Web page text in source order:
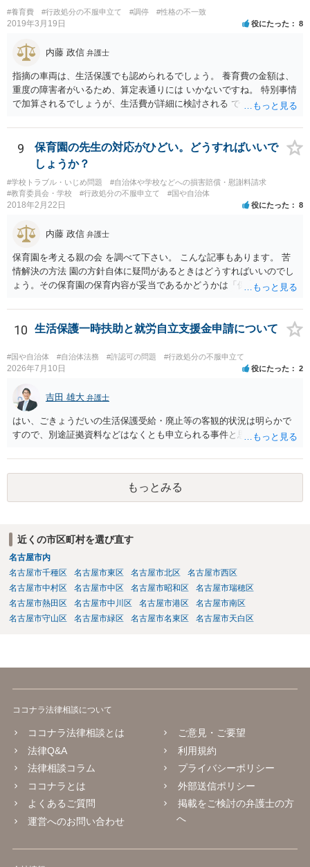
#養育費 #行政処分の不服申立て #調停 #性格の不一致
2019年3月19日 役にたった 8
内藤 政信 弁護士
指摘の車両は、生活保護でも認められるでしょう。 養育費の金額は、
重度の障害者がいるため、算定表通りには いかないですね。 特別事情
で加算されるでしょうが、生活費が詳細に検討される でしょう。 退職
が分与額になるでしょう。 一度家裁に離婚調停の申立てをしないと、
いつまで立っても、 目処がつかないかもしれないですね。
9
保育園の先生の対応がひどい。どうすればいいで
しょうか？
#学校トラブル・いじめ問題
#自治体や学校などへの損害賠償・慰謝料請求
#教育委員会・学校
#行政処分の不服申立て #国や自治体
2018年2月22日 役にたった 8
内藤 政信 弁護士
保育園を考える親の会 を調べて下さい。 こんな記事もあります。 苦
情解決の方法 園の方針自体に疑問があるときはどうすればいいのでし
ょう。その保育園の保育内容が妥当であるかどうかは「保育所保育指
だけで問題が解決できずにこじれた時には、苦情を文書にして保育園
に提出しましょう。園は保護者の苦情に耳を傾けなくてはならないと
三）。さらに苦情解決のための第三者委員を施設ごとにおくことも指
導されています。 保育園との相談や交渉で解決できない時には、区市
「福祉サービス運営適正化委員会」が設置されています。 認可保育所
はもちろんのこと、認可外の保育施設でも補助金を受けている施設
は、市や区、都道府県などの責任の範囲内にありますから、役所も相
談に応じなくてはなりません。
10 生活保護一時扶助と就労自立支援金申請について
#国や自治体 #自治体法務 #許認可の問題 #行政処分の不服申立て
2026年7月10日 役にたった 2
吉田 雄大 弁護士
はい、ごきょうだいの生活保護受給・廃止等の客観的状況は明らかで
すので、別途証拠資料などはなくとも申立られる事件と思います。
もっとみる
近くの市区町村を選び直す
名古屋市内
名古屋市千種区
名古屋市東区 名古屋市北区
名古屋市西区
名古屋市中村区
名古屋市中区 名古屋市昭和区
名古屋市瑞穂区
名古屋市熱田区
名古屋市中川区 名古屋市港区
名古屋市南区
名古屋市守山区
名古屋市緑区 名古屋市名東区 名古屋市天白区
ココナラ法律相談について
ココナラ法律相談とは
法律Q&A
法律相談コラム
ココナラとは
よくあるご質問
運営へのお問い合わせ
ご意見・ご要望
利用規約
プライバシーポリシー
外部送信ポリシー
掲載をご検討の弁護士の方
へ